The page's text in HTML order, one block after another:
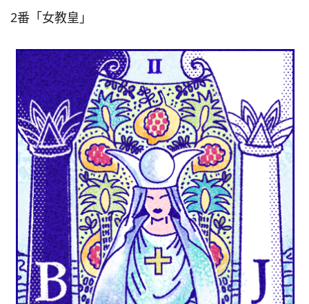
2番「女教皇」